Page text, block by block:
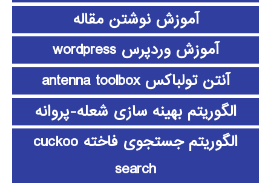
آموزش نوشتن مقاله
آموزش وردپرس wordpress
آنتن تولباکس antenna toolbox
الگوریتم بهینه سازی شعله-پروانه
الگوریتم جستجوی فاخته cuckoo
search